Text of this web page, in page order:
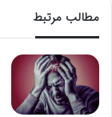
مطالب مرتبط